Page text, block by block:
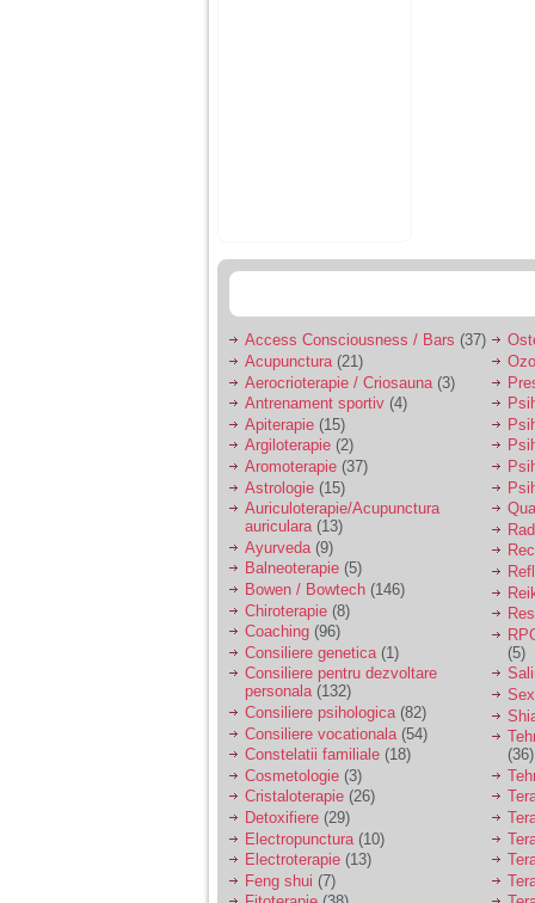
situatie care pe mine
Ma aflu aici pentru ca
vreau sa stiu daca am
nevoie de un psiholog
sau psihiatru.
Sunt casatorita, am
31 de ani si un copil in
varsta de 2 ani care
mi-e lumina ochilor.
De ceva timp simt ca
mi s-a adunat
oboseala, o oboseala
cronica de care nu pot
scapa si simt ca din
cauza ei nu pot
controla nervii si
cateodata are copilul
de suferit.
Am o bariera peste
care nu pot trece:
prietena mea a ramas
insarcinata cu o fata.
Am fost de comun
acord sa facem un
copil, cu gandul ca e
baiat.
Access Consciousness / Bars (37)
Acupunctura(21)
Aerocrioterapie / Criosauna (3)
Antrenament sportiv (4)
Apiterapie (15)
Argiloterapie (2)
Aromoterapie (37)
Astrologie (15)
Auriculoterapie/Acupunctura
auriculara(13)
Ayurveda (9)
Balneoterapie (5)
Bowen / Bowtech (146)
Chiroterapie (8)
Coaching (96)
Consiliere genetica (1)
Consiliere pentru dezvoltare
personala(132)
Consiliere psihologica (82)
Consiliere vocationala (54)
Constelatii familiale (18)
Cosmetologie (3)
Cristaloterapie (26)
Detoxifiere (29)
Electropunctura (10)
Electroterapie (13)
Feng shui (7)
(5)
(36)